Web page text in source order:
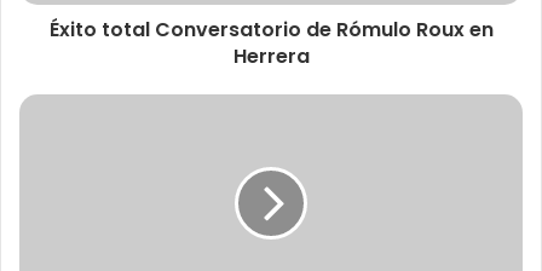
Éxito total Conversatorio de Rómulo Roux en
Herrera